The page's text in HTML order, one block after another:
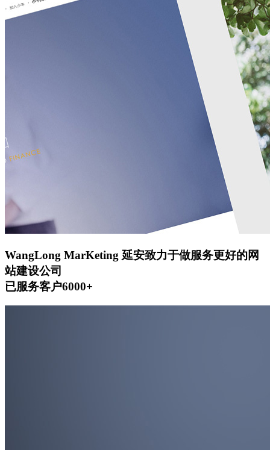
WangLong MarKeting 延安致力于做服务更好的网
站建设公司
已服务客户6000+